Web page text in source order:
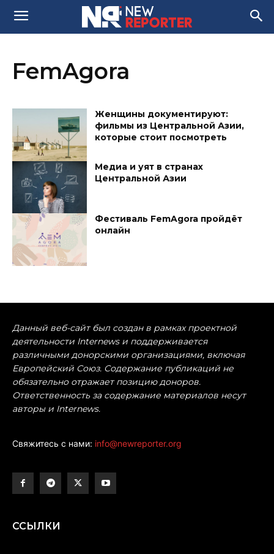
FemAgora
Женщины документируют:
фильмы из Центральной Азии,
которые стоит посмотреть
Медиа и уят в странах
Центральной Азии
Фестиваль FemAgora пройдёт
онлайн
Данный веб-сайт был создан в рамках проектной
деятельности Internews и поддерживается
различными донорскими организациями, включая
Европейский Союз. Содержание публикаций не
обязательно отражает позицию доноров.
Ответственность за содержание материалов несут
авторы и Internews.
Свяжитесь с нами: info@newreporter.org
ССЫЛКИ